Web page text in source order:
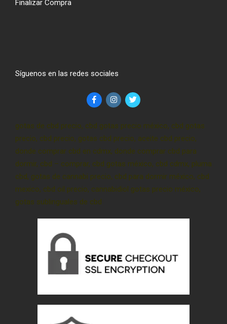
Finalizar Compra
Síguenos en las redes sociales
gotas de cbd precio, cbd gotas precio méxico, cbd gotas
precio, cbd precio, gotas cbd precio, aceite cbd precio,
donde comprar cbd en cdmx, donde comprar cbd para
dormir, cbd – comprar, cbd gotas méxico, cbd cdmx, pluma
cbd, gotas de cannabi precio, cbd para dormir méxico, cbd
mexico, cbd oil precio, cannabidiol gotas precio méxico,
gotas sublinguales de cbd